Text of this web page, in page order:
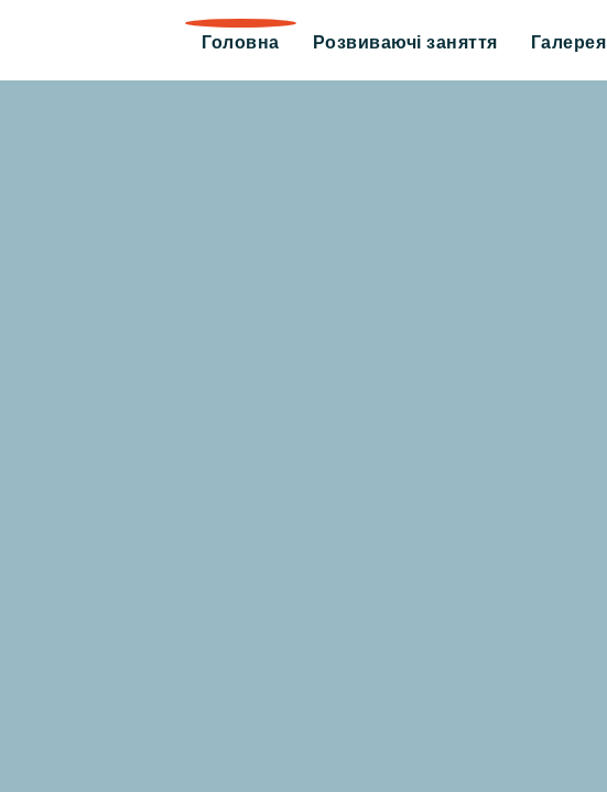
Головна Розвиваючі заняття Галерея